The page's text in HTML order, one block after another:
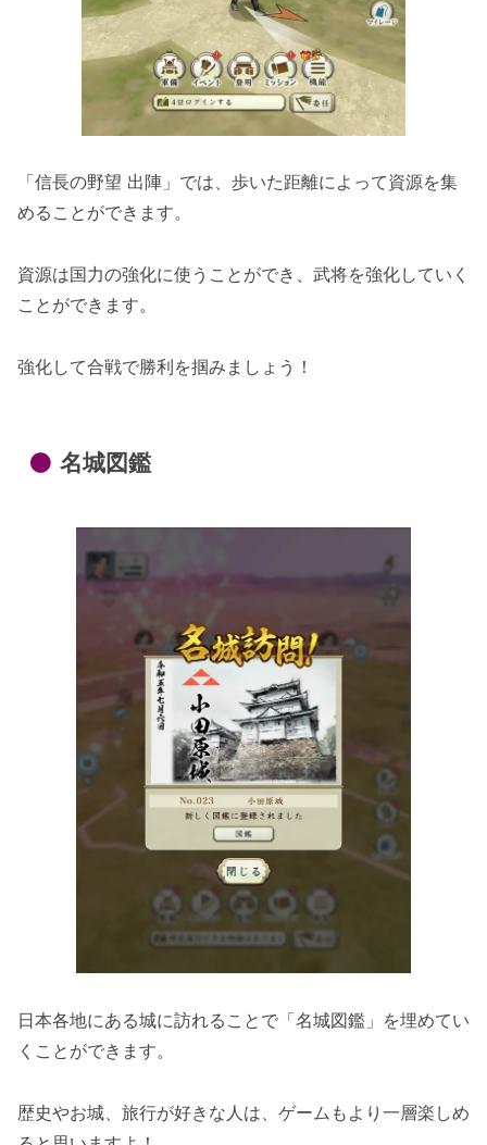
「信長の野望 出陣」では、歩いた距離によって資源を集
めることができます。
資源は国力の強化に使うことができ、武将を強化していく
ことができます。
強化して合戦で勝利を掴みましょう！
名城図鑑
日本各地にある城に訪れることで「名城図鑑」を埋めてい
くことができます。
歴史やお城、旅行が好きな人は、ゲームもより一層楽しめ